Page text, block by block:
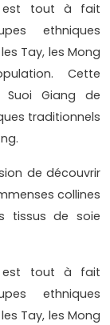
est tout à fait
ethniques
Tay, les Mong
Cette
Giang de
traditionnels
de découvrir
collines
tissus de soie
est tout à fait
ethniques
Tay, les Mong